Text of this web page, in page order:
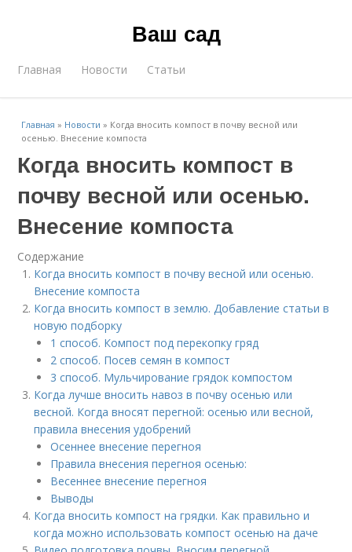
Ваш сад
Главная Новости Статьи
Главная » Новости » Когда вносить компост в почву весной или
осенью. Внесение компоста
Когда вносить компост в
почву весной или осенью.
Внесение компоста
Содержание
Когда вносить компост в почву весной или осенью.
Внесение компоста
Когда вносить компост в землю. Добавление статьи в
новую подборку
1 способ. Компост под перекопку гряд
2 способ. Посев семян в компост
3 способ. Мульчирование грядок компостом
Когда лучше вносить навоз в почву осенью или
весной. Когда вносят перегной: осенью или весной,
правила внесения удобрений
Осеннее внесение перегноя
Правила внесения перегноя осенью:
Весеннее внесение перегноя
Выводы
Когда вносить компост на грядки. Как правильно и
когда можно использовать компост осенью на даче